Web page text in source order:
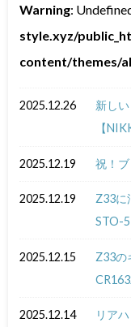
Warning:
style.xyz/
content/themes/
2025.12.26
新し
【
2025.12.19 祝！ブ
2025.12.19
Z33に
STO-5
2025.12.15
Z33の
2025.12.14 リア